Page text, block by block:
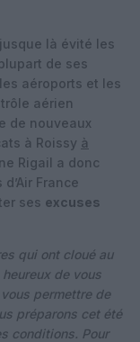
là évité les
de ses
aéroports et les
aérien
de nouveaux
à Roissy à
Rigail a donc
France
ses excuses
qui ont cloué au
de vous
permettre de
préparons cet été
conditions. Pour